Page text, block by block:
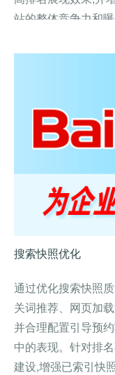
站的整体竞争力和
施这些优化策略,以
搜索快照优化
通过优化搜索快照
关词推荐、网页加
并合理配置引导预
中的表现。针对排
建设,增强已索引快